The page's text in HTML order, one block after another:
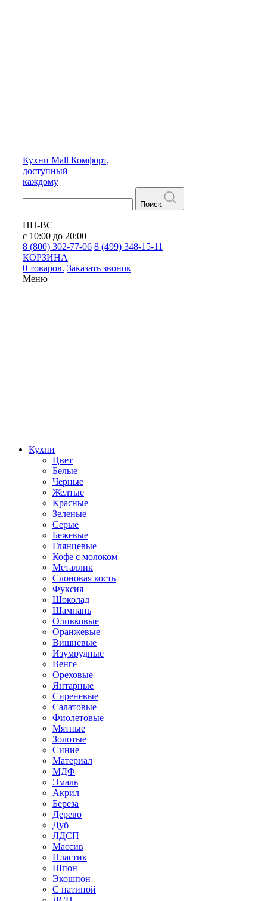
Кухни Mall Комфорт,
доступный
каждому
Поиск
ПН-ВС
с 10:00 до 20:00
8 (800) 302-77-06 8 (499) 348-15-11
КОРЗИНА
0 товаров. Заказать звонок
Меню
Кухни
Цвет
Белые
Черные
Желтые
Красные
Зеленые
Серые
Бежевые
Глянцевые
Кофе с молоком
Металлик
Слоновая кость
Фуксия
Шоколад
Шампань
Оливковые
Оранжевые
Вишневые
Изумрудные
Венге
Ореховые
Янтарные
Сиреневые
Салатовые
Фиолетовые
Мятные
Золотые
Синие
Материал
МДФ
Эмаль
Акрил
Береза
Дерево
Дуб
ЛДСП
Массив
Пластик
Шпон
Экошпон
С патиной